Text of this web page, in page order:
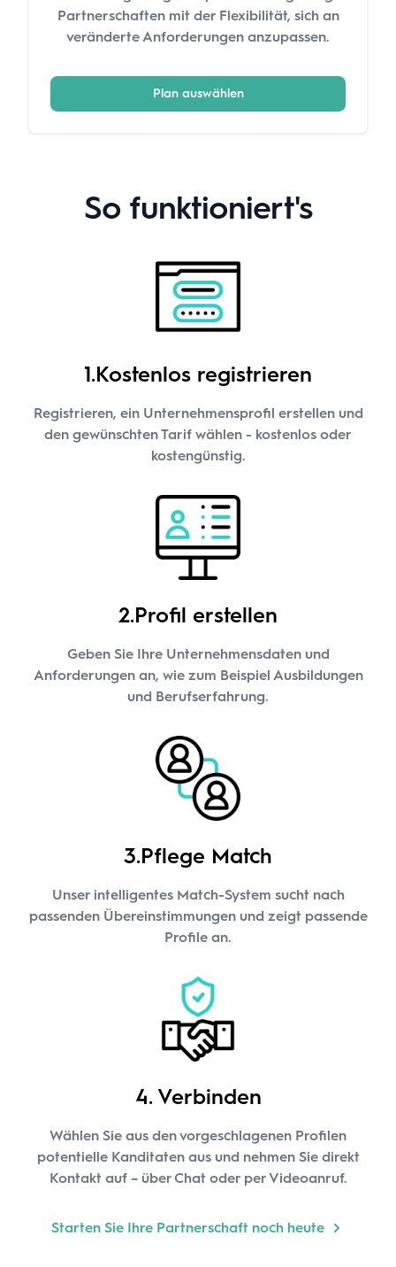
Partnerschaften mit der Flexibilität, sich an
veränderte Anforderungen anzupassen.
Plan auswählen
So funktioniert's
1.Kostenlos registrieren
Registrieren, ein Unternehmensprofil erstellen und
den gewünschten Tarif wählen - kostenlos oder
kostengünstig.
2.Profil erstellen
Geben Sie Ihre Unternehmensdaten und
Anforderungen an, wie zum Beispiel Ausbildungen
und Berufserfahrung.
3.Pflege Match
Unser intelligentes Match-System sucht nach
passenden Übereinstimmungen und zeigt passende
Profile an.
4. Verbinden
Wählen Sie aus den vorgeschlagenen Profilen
potentielle Kanditaten aus und nehmen Sie direkt
Kontakt auf – über Chat oder per Videoanruf.
Starten Sie Ihre Partnerschaft noch heute